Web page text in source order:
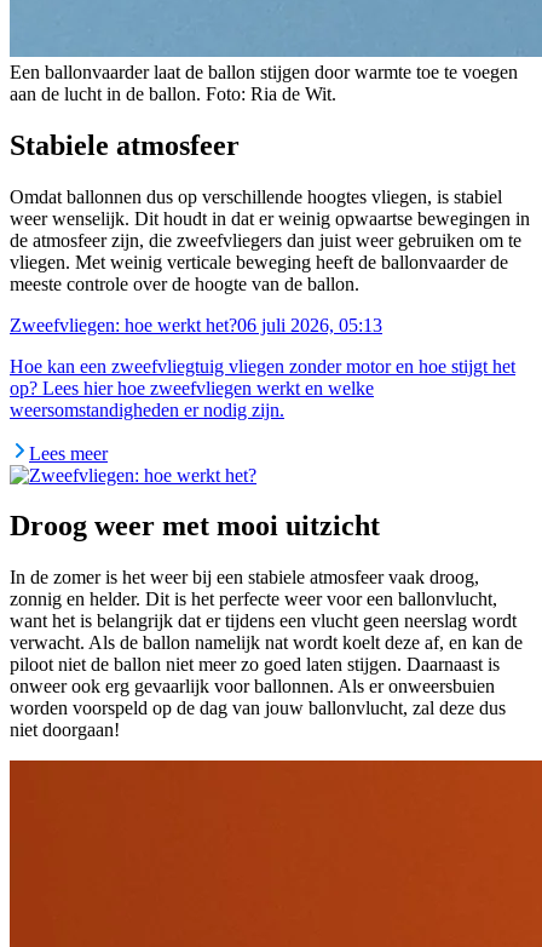
Een ballonvaarder laat de ballon stijgen door warmte toe te voegen
aan de lucht in de ballon. Foto: Ria de Wit.
Stabiele atmosfeer
Omdat ballonnen dus op verschillende hoogtes vliegen, is stabiel
weer wenselijk. Dit houdt in dat er weinig opwaartse bewegingen in
de atmosfeer zijn, die zweefvliegers dan juist weer gebruiken om te
vliegen. Met weinig verticale beweging heeft de ballonvaarder de
meeste controle over de hoogte van de ballon.
Zweefvliegen: hoe werkt het?06 juli 2026, 05:13
Hoe kan een zweefvliegtuig vliegen zonder motor en hoe stijgt het
op? Lees hier hoe zweefvliegen werkt en welke
weersomstandigheden er nodig zijn.
Lees meer
Droog weer met mooi uitzicht
In de zomer is het weer bij een stabiele atmosfeer vaak droog,
zonnig en helder. Dit is het perfecte weer voor een ballonvlucht,
want het is belangrijk dat er tijdens een vlucht geen neerslag wordt
verwacht. Als de ballon namelijk nat wordt koelt deze af, en kan de
piloot niet de ballon niet meer zo goed laten stijgen. Daarnaast is
onweer ook erg gevaarlijk voor ballonnen. Als er onweersbuien
worden voorspeld op de dag van jouw ballonvlucht, zal deze dus
niet doorgaan!